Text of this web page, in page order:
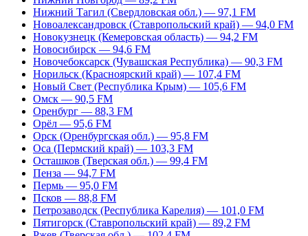
Нижний Тагил (Свердловская обл.) — 97,1 FM
Новоалександровск (Ставропольский край) — 94,0 FM
Новокузнецк (Кемеровская область) — 94,2 FM
Новосибирск — 94,6 FM
Новочебоксарск (Чувашская Республика) — 90,3 FM
Норильск (Красноярский край) — 107,4 FM
Новый Свет (Республика Крым) — 105,6 FM
Омск — 90,5 FM
Оренбург — 88,3 FM
Орёл — 95,6 FM
Орск (Оренбургская обл.) — 95,8 FM
Оса (Пермский край) — 103,3 FM
Осташков (Тверская обл.) — 99,4 FM
Пенза — 94,7 FM
Пермь — 95,0 FM
Псков — 88,8 FM
Петрозаводск (Республика Карелия) — 101,0 FM
Пятигорск (Ставропольский край) — 89,2 FM